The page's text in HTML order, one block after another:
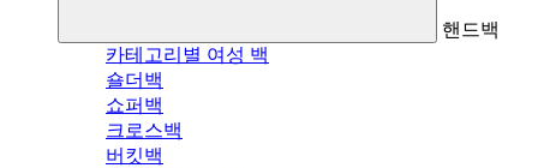
핸드백
카테고리별 여성 백
숄더백
쇼퍼백
크로스백
버킷백